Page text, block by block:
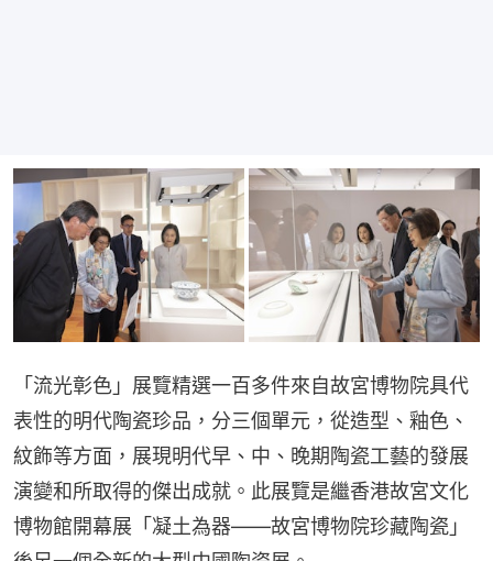
「流光彰色」展覽精選一百多件來自故宮博物院具代
表性的明代陶瓷珍品，分三個單元，從造型、釉色、
紋飾等方面，展現明代早、中、晚期陶瓷工藝的發展
演變和所取得的傑出成就。此展覽是繼香港故宮文化
博物館開幕展「凝土為器——故宮博物院珍藏陶瓷」